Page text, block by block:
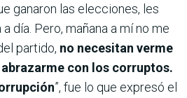
ganaron las elecciones, les
día. Pero, mañana a mí no me
partido, no necesitan verme
con los corruptos.
”, fue lo que expresó el